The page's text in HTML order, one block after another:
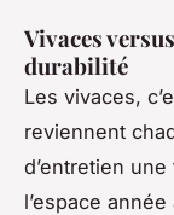
Vivaces
durabilité
Les vivaces,
reviennent
d’entretien
l’espace